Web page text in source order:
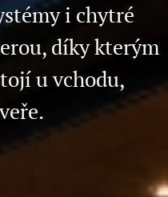
i chytré
díky kterým
u vchodu,